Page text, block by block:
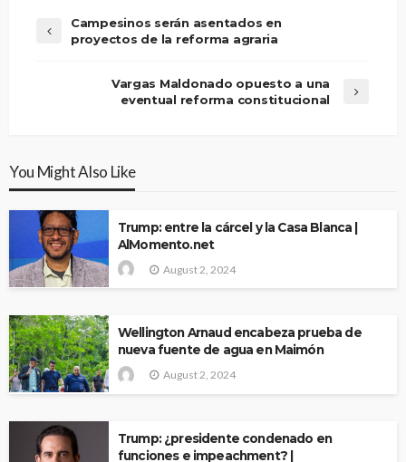
Campesinos serán asentados en
proyectos de la reforma agraria
Vargas Maldonado opuesto a una
eventual reforma constitucional
You Might Also Like
Trump: entre la cárcel y la Casa Blanca |
AlMomento.net
August 2, 2024
Wellington Arnaud encabeza prueba de
nueva fuente de agua en Maimón
August 2, 2024
Trump: ¿presidente condenado en
funciones e impeachment? |